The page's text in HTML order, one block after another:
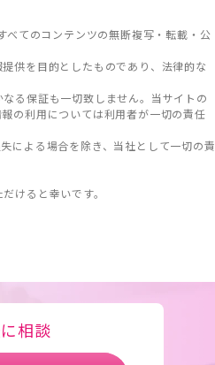
べてのコンテンツの無断複写・転載・公
供を目的としたものであり、法律的な
る保証も一切致しません。当サイトの
の利用については利用者が一切の責任
による場合を除き、当社として一切の責
けると幸いです。
相談